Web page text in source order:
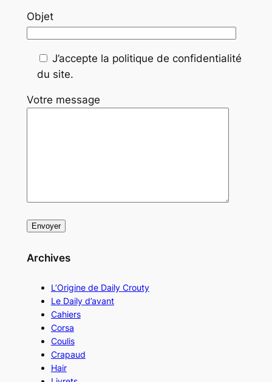
Objet
J’accepte la politique de confidentialité
du site.
Votre message
Archives
L’Origine de Daily Crouty
Le Daily d’avant
Cahiers
Corsa
Coulis
Crapaud
Hair